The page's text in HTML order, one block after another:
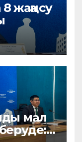
жаңа су
мал